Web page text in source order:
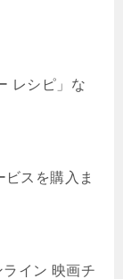
レシピ」な
スを購入ま
イン 映画チ